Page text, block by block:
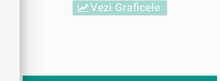
Vezi Graficele